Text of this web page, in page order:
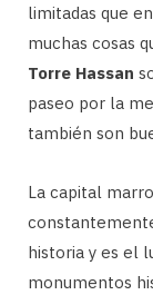
limitadas que
muchas cosas
Torre Hassan
paseo por la
también son
La capital
historia y es el
monumentos